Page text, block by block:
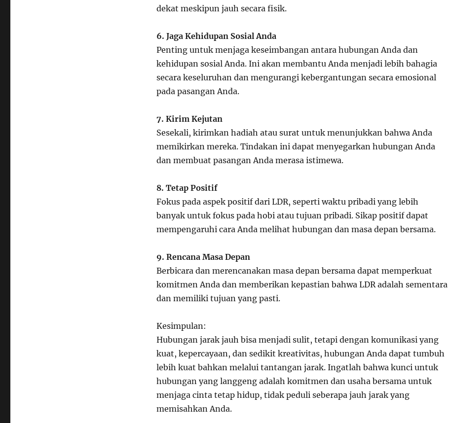
dekat meskipun jauh secara fisik.
6. Jaga Kehidupan Sosial Anda
Penting untuk menjaga keseimbangan antara hubungan Anda dan
kehidupan sosial Anda. Ini akan membantu Anda menjadi lebih bahagia
secara keseluruhan dan mengurangi kebergantungan secara emosional
pada pasangan Anda.
7. Kirim Kejutan
Sesekali, kirimkan hadiah atau surat untuk menunjukkan bahwa Anda
memikirkan mereka. Tindakan ini dapat menyegarkan hubungan Anda
dan membuat pasangan Anda merasa istimewa.
8. Tetap Positif
Fokus pada aspek positif dari LDR, seperti waktu pribadi yang lebih
banyak untuk fokus pada hobi atau tujuan pribadi. Sikap positif dapat
mempengaruhi cara Anda melihat hubungan dan masa depan bersama.
9. Rencana Masa Depan
Berbicara dan merencanakan masa depan bersama dapat memperkuat
komitmen Anda dan memberikan kepastian bahwa LDR adalah sementara
dan memiliki tujuan yang pasti.
Kesimpulan:
Hubungan jarak jauh bisa menjadi sulit, tetapi dengan komunikasi yang
kuat, kepercayaan, dan sedikit kreativitas, hubungan Anda dapat tumbuh
lebih kuat bahkan melalui tantangan jarak. Ingatlah bahwa kunci untuk
hubungan yang langgeng adalah komitmen dan usaha bersama untuk
menjaga cinta tetap hidup, tidak peduli seberapa jauh jarak yang
memisahkan Anda.